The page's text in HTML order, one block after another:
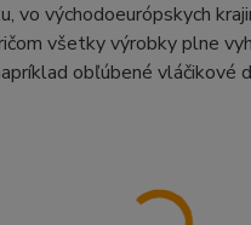
vo východoeurópskych
všetky výrobky plne
obľúbené vláčikové